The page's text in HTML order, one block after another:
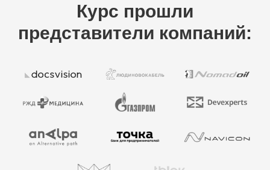
Курс прошли
представители компаний: